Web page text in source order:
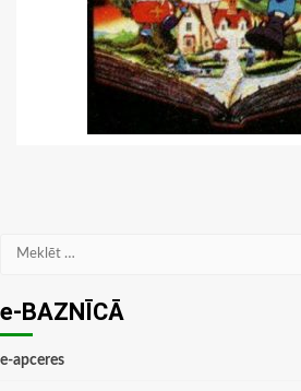
Meklēt:
e-BAZNĪCĀ
e-apceres